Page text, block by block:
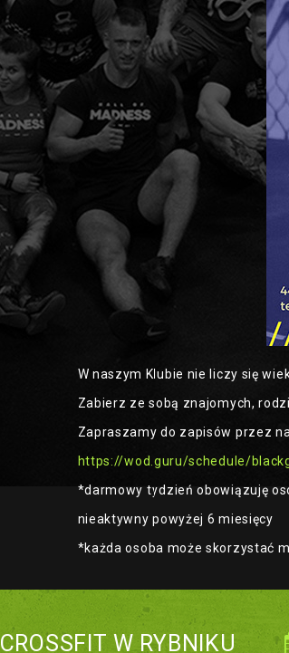
W naszym Klubie nie liczy się
Zabierz ze sobą znajomych,
Zapraszamy do zapisów przez
https://wod.guru/schedule/
*darmowy tydzień obowiązuję
nieaktywny powyżej 6 miesięcy
*każda osoba może skorzystać
CROSSFIT W RYBNIKU